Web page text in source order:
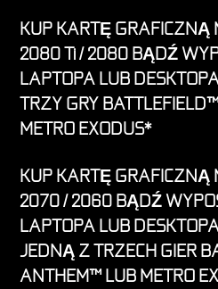
KUP KARTĘ GRAFICZNĄ
2080 Ti / 2080 BĄDŹ
LAPTOPA LUB
TRZY GRY
METRO EXODUS*
KUP KARTĘ GRAFICZNĄ
2070 / 2060 BĄDŹ
LAPTOPA LUB
JEDNĄ Z TRZECH GIER
ANTHEM™ LUB METRO